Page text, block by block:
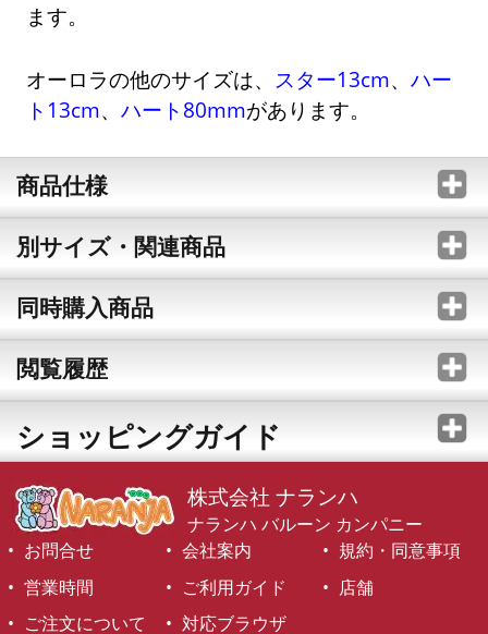
ます。
オーロラの他のサイズは、 スター13cm、ハー
ト13cm、ハート80mmがあります。
商品仕様
別サイズ・関連商品
同時購入商品
閲覧履歴
ショッピングガイド
株式会社 ナランハ
ナランハ バルーン カンパニー
お問合せ
会社案内
規約・同意事項
営業時間
ご利用ガイド
店舗
ご注文について
対応ブラウザ